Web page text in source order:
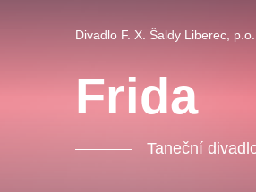
Divadlo F. X. Šaldy Liberec, p.o.
Frida
Taneční